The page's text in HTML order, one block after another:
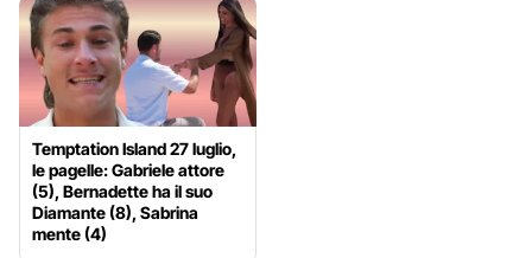
Temptation Island 27 luglio,
le pagelle: Gabriele attore
(5), Bernadette ha il suo
Diamante (8), Sabrina
mente (4)